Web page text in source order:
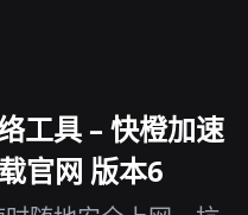
工具 – 快橙加速
官网 版本6